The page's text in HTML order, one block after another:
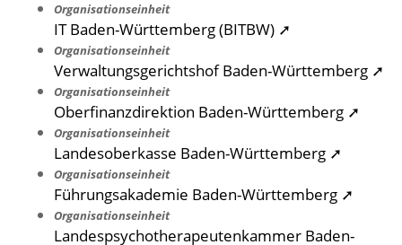
Organisationseinheit
IT Baden-Württemberg (BITBW) ➚
Organisationseinheit
Verwaltungsgerichtshof Baden-Württemberg ➚
Organisationseinheit
Oberfinanzdirektion Baden-Württemberg ➚
Organisationseinheit
Landesoberkasse Baden-Württemberg ➚
Organisationseinheit
Führungsakademie Baden-Württemberg ➚
Organisationseinheit
Landespsychotherapeutenkammer Baden-